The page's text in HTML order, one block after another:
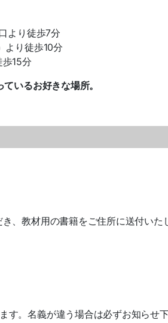
より徒歩7分
より徒歩10分
15分
いるお好きな場所。
、教材用の書籍をご住所に送付いた
す。名義が違う場合は必ずお知らせ下